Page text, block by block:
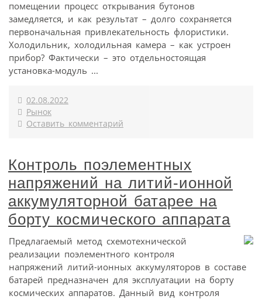
помещении процесс открывания бутонов
замедляется, и как результат – долго сохраняется
первоначальная привлекательность флористики.
Холодильник, холодильная камера – как устроен
прибор? Фактически – это отдельностоящая
установка-модуль ...
02.08.2022
Рынок
Оставить комментарий
Контроль поэлементных
напряжений на литий-ионной
аккумуляторной батарее на
борту космического аппарата
Предлагаемый метод схемотехнической
реализации поэлементного контроля
напряжений литий-ионных аккумуляторов в составе
батарей предназначен для эксплуатации на борту
космических аппаратов. Данный вид контроля